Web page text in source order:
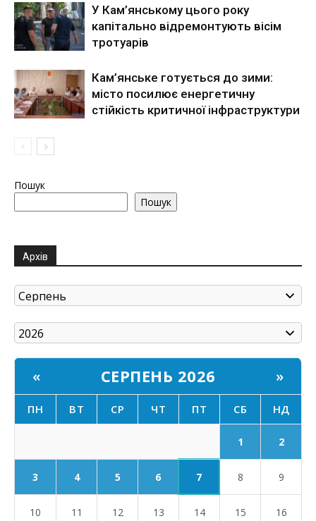
У Кам’янському цього року
капітально відремонтують вісім
тротуарів
Кам’янське готується до зими:
місто посилює енергетичну
стійкість критичної інфраструктури
Пошук
Пошук
Архів
« СЕРПЕНЬ 2026 »
ПН ВТ СР ЧТ ПТ СБ НД
1 2
3 4 5 6 7 8 9
10 11 12 13 14 15 16